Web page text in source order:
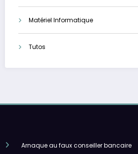
Matériel Informatique
Tutos
Arnaque au faux conseiller bancaire